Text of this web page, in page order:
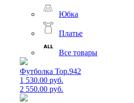
Юбка
Платье
Все товары
Футболка Top.942
1 530.00 руб.
2 550.00 руб.